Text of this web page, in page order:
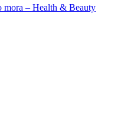
mora – Health & Beauty